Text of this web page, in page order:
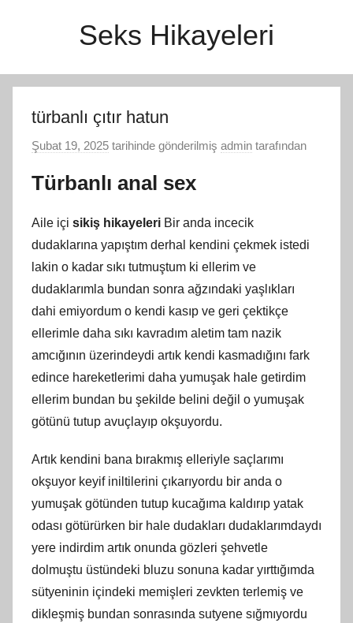
Seks Hikayeleri
türbanlı çıtır hatun
Şubat 19, 2025 tarihinde gönderilmiş admin tarafından
Türbanlı anal sex
Aile içi sikiş hikayeleri Bir anda incecik
dudaklarına yapıştım derhal kendini çekmek istedi
lakin o kadar sıkı tutmuştum ki ellerim ve
dudaklarımla bundan sonra ağzındaki yaşlıkları
dahi emiyordum o kendi kasıp ve geri çektikçe
ellerimle daha sıkı kavradım aletim tam nazik
amcığının üzerindeydi artık kendi kasmadığını fark
edince hareketlerimi daha yumuşak hale getirdim
ellerim bundan bu şekilde belini değil o yumuşak
götünü tutup avuçlayıp okşuyordu.
Artık kendini bana bırakmış elleriyle saçlarımı
okşuyor keyif iniltilerini çıkarıyordu bir anda o
yumuşak götünden tutup kucağıma kaldırıp yatak
odası götürürken bir hale dudakları dudaklarımdaydı
yere indirdim artık onunda gözleri şehvetle
dolmuştu üstündeki bluzu sonuna kadar yırttığımda
sütyeninin içindeki memişleri zevkten terlemiş ve
dikleşmiş bundan sonrasında sutyene sığmıyordu